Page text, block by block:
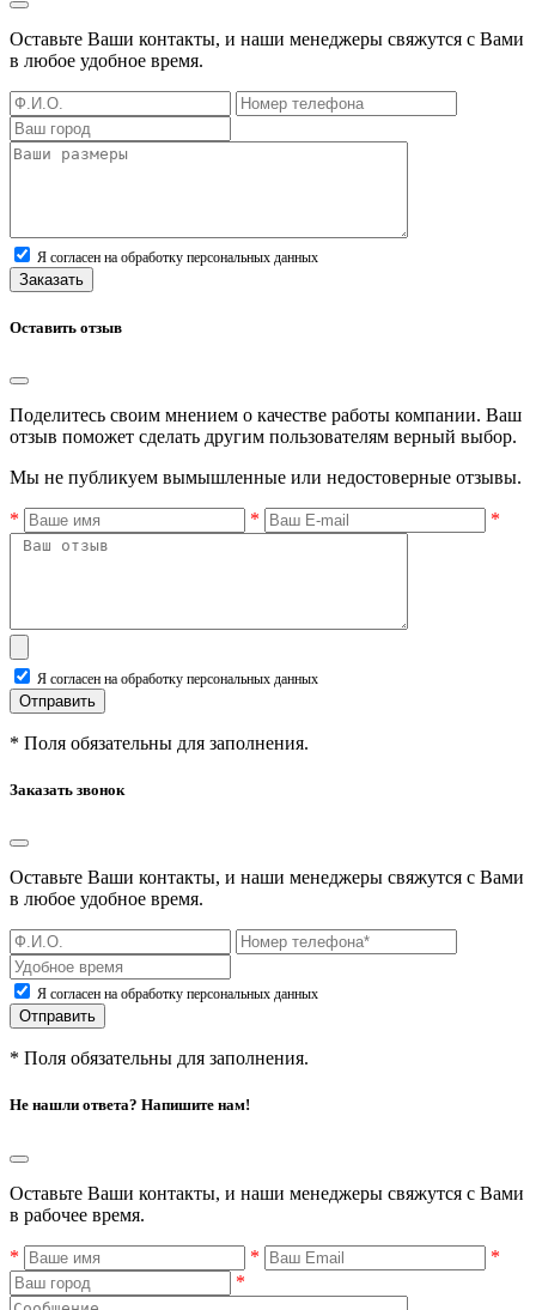
Оставьте Ваши контакты, и наши менеджеры свяжутся с Вами
в любое удобное время.
Я согласен на обработку персональных данных
Заказать
Оставить отзыв
Поделитесь своим мнением о качестве работы компании. Ваш
отзыв поможет сделать другим пользователям верный выбор.
Мы не публикуем вымышленные или недостоверные отзывы.
* * *
Я согласен на обработку персональных данных
Отправить
* Поля обязательны для заполнения.
Заказать звонок
Оставьте Ваши контакты, и наши менеджеры свяжутся с Вами
в любое удобное время.
Я согласен на обработку персональных данных
Отправить
* Поля обязательны для заполнения.
Не нашли ответа? Напишите нам!
Оставьте Ваши контакты, и наши менеджеры свяжутся с Вами
в рабочее время.
* *
*
*